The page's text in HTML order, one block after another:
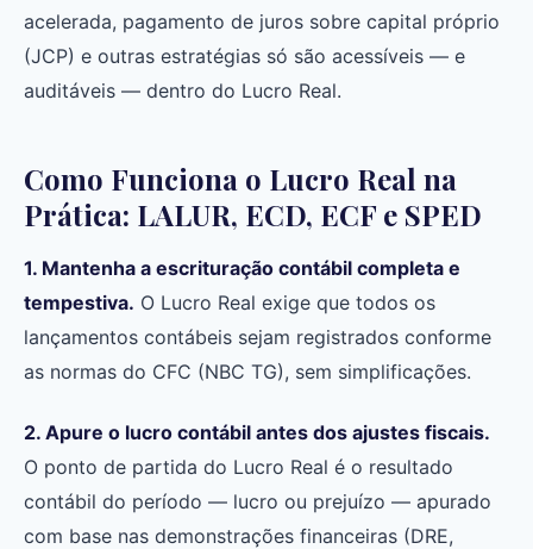
acelerada, pagamento de juros sobre capital próprio
(JCP) e outras estratégias só são acessíveis — e
auditáveis — dentro do Lucro Real.
Como Funciona o Lucro Real na
Prática: LALUR, ECD, ECF e SPED
1. Mantenha a escrituração contábil completa e
tempestiva. O Lucro Real exige que todos os
lançamentos contábeis sejam registrados conforme
as normas do CFC (NBC TG), sem simplificações.
2. Apure o lucro contábil antes dos ajustes fiscais.
O ponto de partida do Lucro Real é o resultado
contábil do período — lucro ou prejuízo — apurado
com base nas demonstrações financeiras (DRE,